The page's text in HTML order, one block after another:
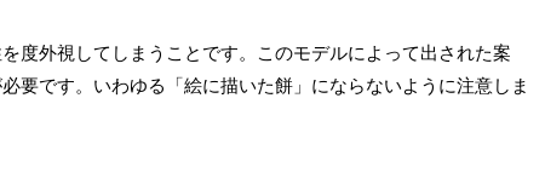
度外視してしまうことです。このモデルによって出された案
要です。いわゆる「絵に描いた餅」にならないように注意しま